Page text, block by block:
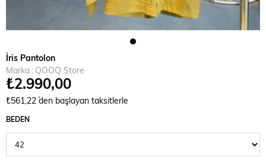
İris Pantolon
Marka : QOOQ Store
₺2.990,00
₺561,22 `den başlayan taksitlerle
BEDEN